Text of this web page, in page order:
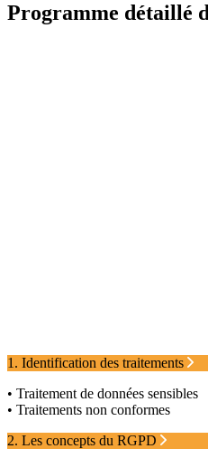
Programme détaillé
1. Identification des traitements
• Traitement de données sensibles
• Traitements non conformes
2. Les concepts du RGPD